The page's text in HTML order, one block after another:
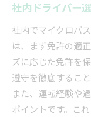
社内ドライバー
社内でマイクロバ
は、まず免許の適
ズに応じた免許を
遵守を徹底するこ
また、運転経験や
ポイントです。こ